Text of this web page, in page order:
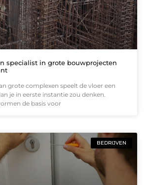
specialist in grote bouwprojecten
grote complexen speelt de vloer een
je in eerste instantie zou denken.
de basis voor
BEDRIJVEN